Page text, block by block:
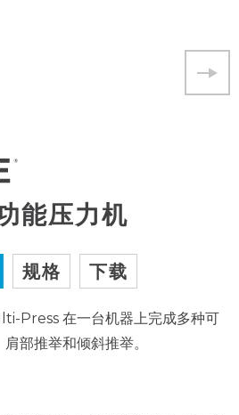
能压力机
规格 下载
Press 在一台机器上完成多种可
部推举和倾斜推举。